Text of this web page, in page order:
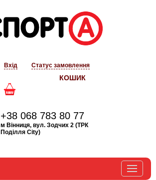
Вхід Статус замовлення
КОШИК
+38 068 783 80 77
м Вінниця, вул. Зодчих 2 (ТРК
Поділля City)